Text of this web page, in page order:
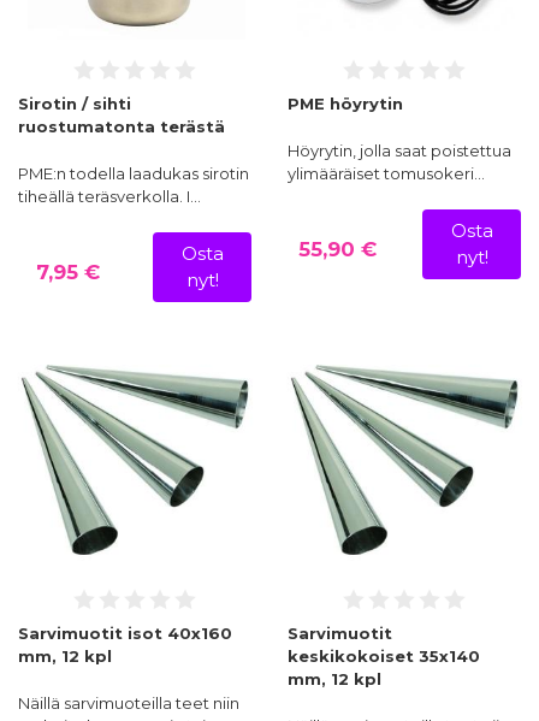
Sirotin / sihti
ruostumatonta terästä
PME:n todella laadukas sirotin
tiheällä teräsverkolla. I…
7,95 €
Osta
nyt!
PME höyrytin
Höyrytin, jolla saat poistettua
ylimääräiset tomusokeri…
55,90 €
Osta
nyt!
Sarvimuotit isot 40x160
mm, 12 kpl
Näillä sarvimuoteilla teet niin
Sarvimuotit
keskikokoiset 35x140
mm, 12 kpl